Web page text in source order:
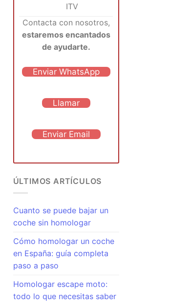
ITV
Contacta con nosotros,
estaremos encantados
de ayudarte.
Enviar WhatsApp
Llamar
Enviar Email
ÚLTIMOS ARTÍCULOS
Cuanto se puede bajar un
coche sin homologar
Cómo homologar un coche
en España: guía completa
paso a paso
Homologar escape moto:
todo lo que necesitas saber